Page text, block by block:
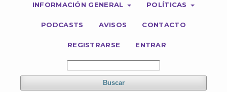
INFORMACIÓN GENERAL POLÍTICAS
PODCASTS AVISOS CONTACTO
REGISTRARSE ENTRAR
Buscar